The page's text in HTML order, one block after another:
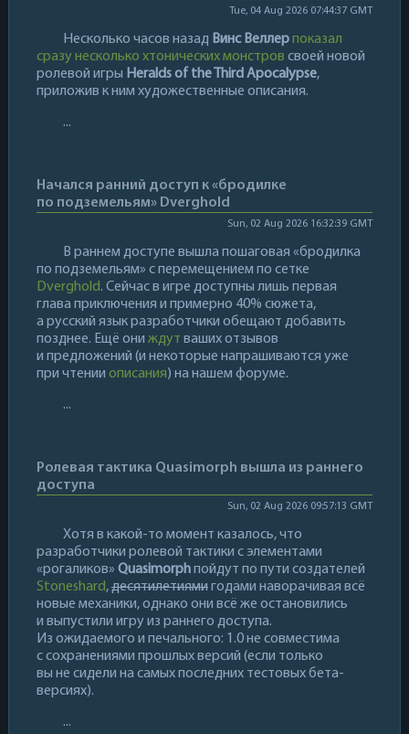
Tue, 04 Aug 2026 07:44:37 GMT
Несколько часов назад Винс Веллер показал
сразу несколько хтонических монстров своей новой
ролевой игры Heralds of the Third Apocalypse,
приложив к ним художественные описания.
...
Начался ранний доступ к «бродилке
по подземельям» Dverghold
Sun, 02 Aug 2026 16:32:39 GMT
В раннем доступе вышла пошаговая «бродилка
по подземельям» с перемещением по сетке
Dverghold. Сейчас в игре доступны лишь первая
глава приключения и примерно 40% сюжета,
а русский язык разработчики обещают добавить
позднее. Ещё они ждут ваших отзывов
и предложений (и некоторые напрашиваются уже
при чтении описания) на нашем форуме.
...
Ролевая тактика Quasimorph вышла из раннего
доступа
Sun, 02 Aug 2026 09:57:13 GMT
Хотя в какой-то момент казалось, что
разработчики ролевой тактики с элементами
«рогаликов» Quasimorphпойдут по пути создателей
Stoneshard,десятилетиямигодами наворачивая всё
новые механики, однако они всё же остановились
и выпустили игру из раннего доступа.
Из ожидаемого и печального: 1.0 не совместима
с сохранениями прошлых версий (если только
вы не сидели на самых последних тестовых бета-
версиях).
...